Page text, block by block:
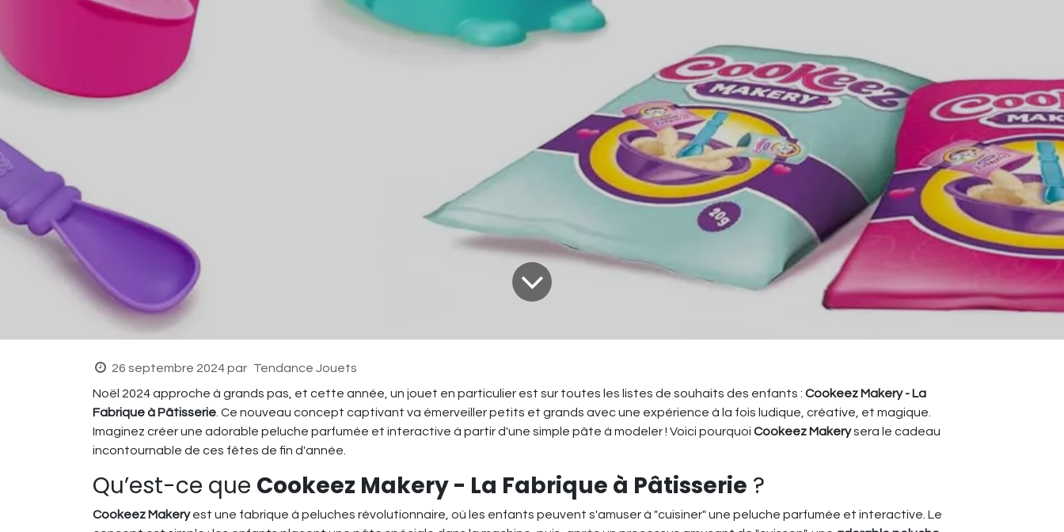
26 septembre 2024 par Tendance Jouets
Noël 2024 approche à grands pas, et cette année, un jouet en particulier est sur toutes les listes de souhaits des enfants : Cookeez Makery - La
Fabrique à Pâtisserie . Ce nouveau concept captivant va émerveiller petits et grands avec une expérience à la fois ludique, créative, et magique.
Imaginez créer une adorable peluche parfumée et interactive à partir d'une simple pâte à modeler ! Voici pourquoi Cookeez Makerysera le cadeau
incontournable de ces fêtes de fin d'année.
Qu’est-ce que Cookeez Makery - La Fabrique à Pâtisserie ?
Cookeez Makeryest une fabrique à peluches révolutionnaire, où les enfants peuvent s'amuser à "cuisiner" une peluche parfumée et interactive. Le